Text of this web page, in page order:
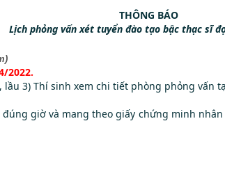
THÔNG BÁO
Lịch phỏng vấn xét tuyển đào tạo bậc thạc sĩ
2022.
lầu 3) Thí sinh xem chi tiết phòng phỏng vấn
giờ và mang theo giấy chứng minh